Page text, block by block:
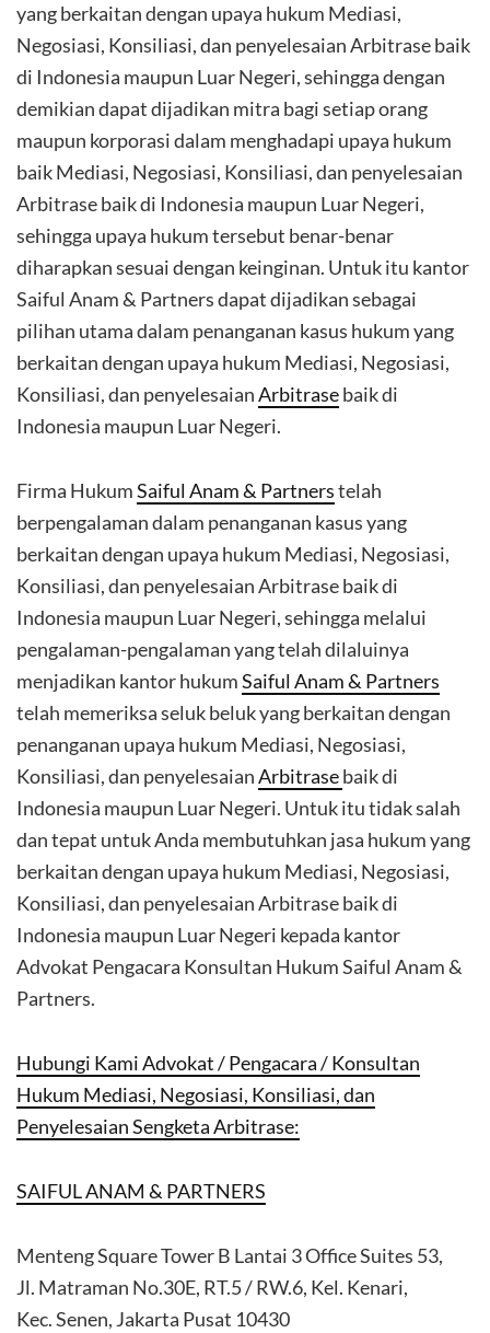
yang berkaitan dengan upaya hukum Mediasi,
Negosiasi, Konsiliasi, dan penyelesaian Arbitrase baik
di Indonesia maupun Luar Negeri, sehingga dengan
demikian dapat dijadikan mitra bagi setiap orang
maupun korporasi dalam menghadapi upaya hukum
baik Mediasi, Negosiasi, Konsiliasi, dan penyelesaian
Arbitrase baik di Indonesia maupun Luar Negeri,
sehingga upaya hukum tersebut benar-benar
diharapkan sesuai dengan keinginan. Untuk itu kantor
Saiful Anam & Partners dapat dijadikan sebagai
pilihan utama dalam penanganan kasus hukum yang
berkaitan dengan upaya hukum Mediasi, Negosiasi,
Konsiliasi, dan penyelesaianArbitrasebaik di
Indonesia maupun Luar Negeri.
Firma HukumSaiful Anam & Partnerstelah
berpengalaman dalam penanganan kasus yang
berkaitan dengan upaya hukum Mediasi, Negosiasi,
Konsiliasi, dan penyelesaian Arbitrase baik di
Indonesia maupun Luar Negeri, sehingga melalui
pengalaman-pengalaman yang telah dilaluinya
menjadikan kantor hukumSaiful Anam & Partners
telah memeriksa seluk beluk yang berkaitan dengan
penanganan upaya hukum Mediasi, Negosiasi,
Konsiliasi, dan penyelesaianArbitrasebaik di
Indonesia maupun Luar Negeri. Untuk itu tidak salah
dan tepat untuk Anda membutuhkan jasa hukum yang
berkaitan dengan upaya hukum Mediasi, Negosiasi,
Konsiliasi, dan penyelesaian Arbitrase baik di
Indonesia maupun Luar Negeri kepada kantor
Advokat Pengacara Konsultan Hukum Saiful Anam &
Partners.
Hubungi Kami Advokat / Pengacara / Konsultan
Hukum Mediasi, Negosiasi, Konsiliasi, dan
Penyelesaian Sengketa Arbitrase:
SAIFUL ANAM & PARTNERS
Menteng Square Tower B Lantai 3 Office Suites 53,
Jl. Matraman No.30E, RT.5 / RW.6, Kel. Kenari,
Kec. Senen, Jakarta Pusat 10430